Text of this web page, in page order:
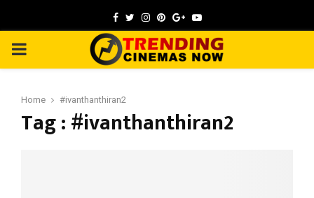
Facebook
TwitterInstagram
Pinterest
GoogleYoutube
PRIMARY
Home #ivanthanthiran2
Tag : #ivanthanthiran2